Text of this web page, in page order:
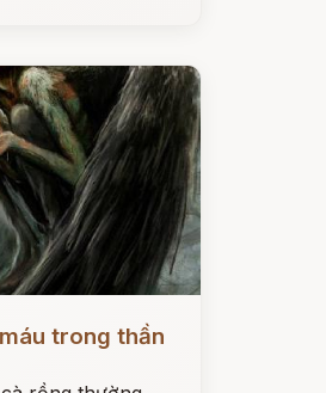
trong thần